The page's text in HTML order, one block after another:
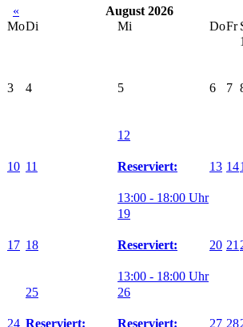
« August 2026
MoDi Mi DoFr
1
3 4 5 6 7
10 11
12
Reserviert:
13:00 - 18:00 Uhr
13 14
17 18
19
Reserviert:
13:00 - 18:00 Uhr
20 21
24
25
Reserviert:
26
Reserviert: 27 28